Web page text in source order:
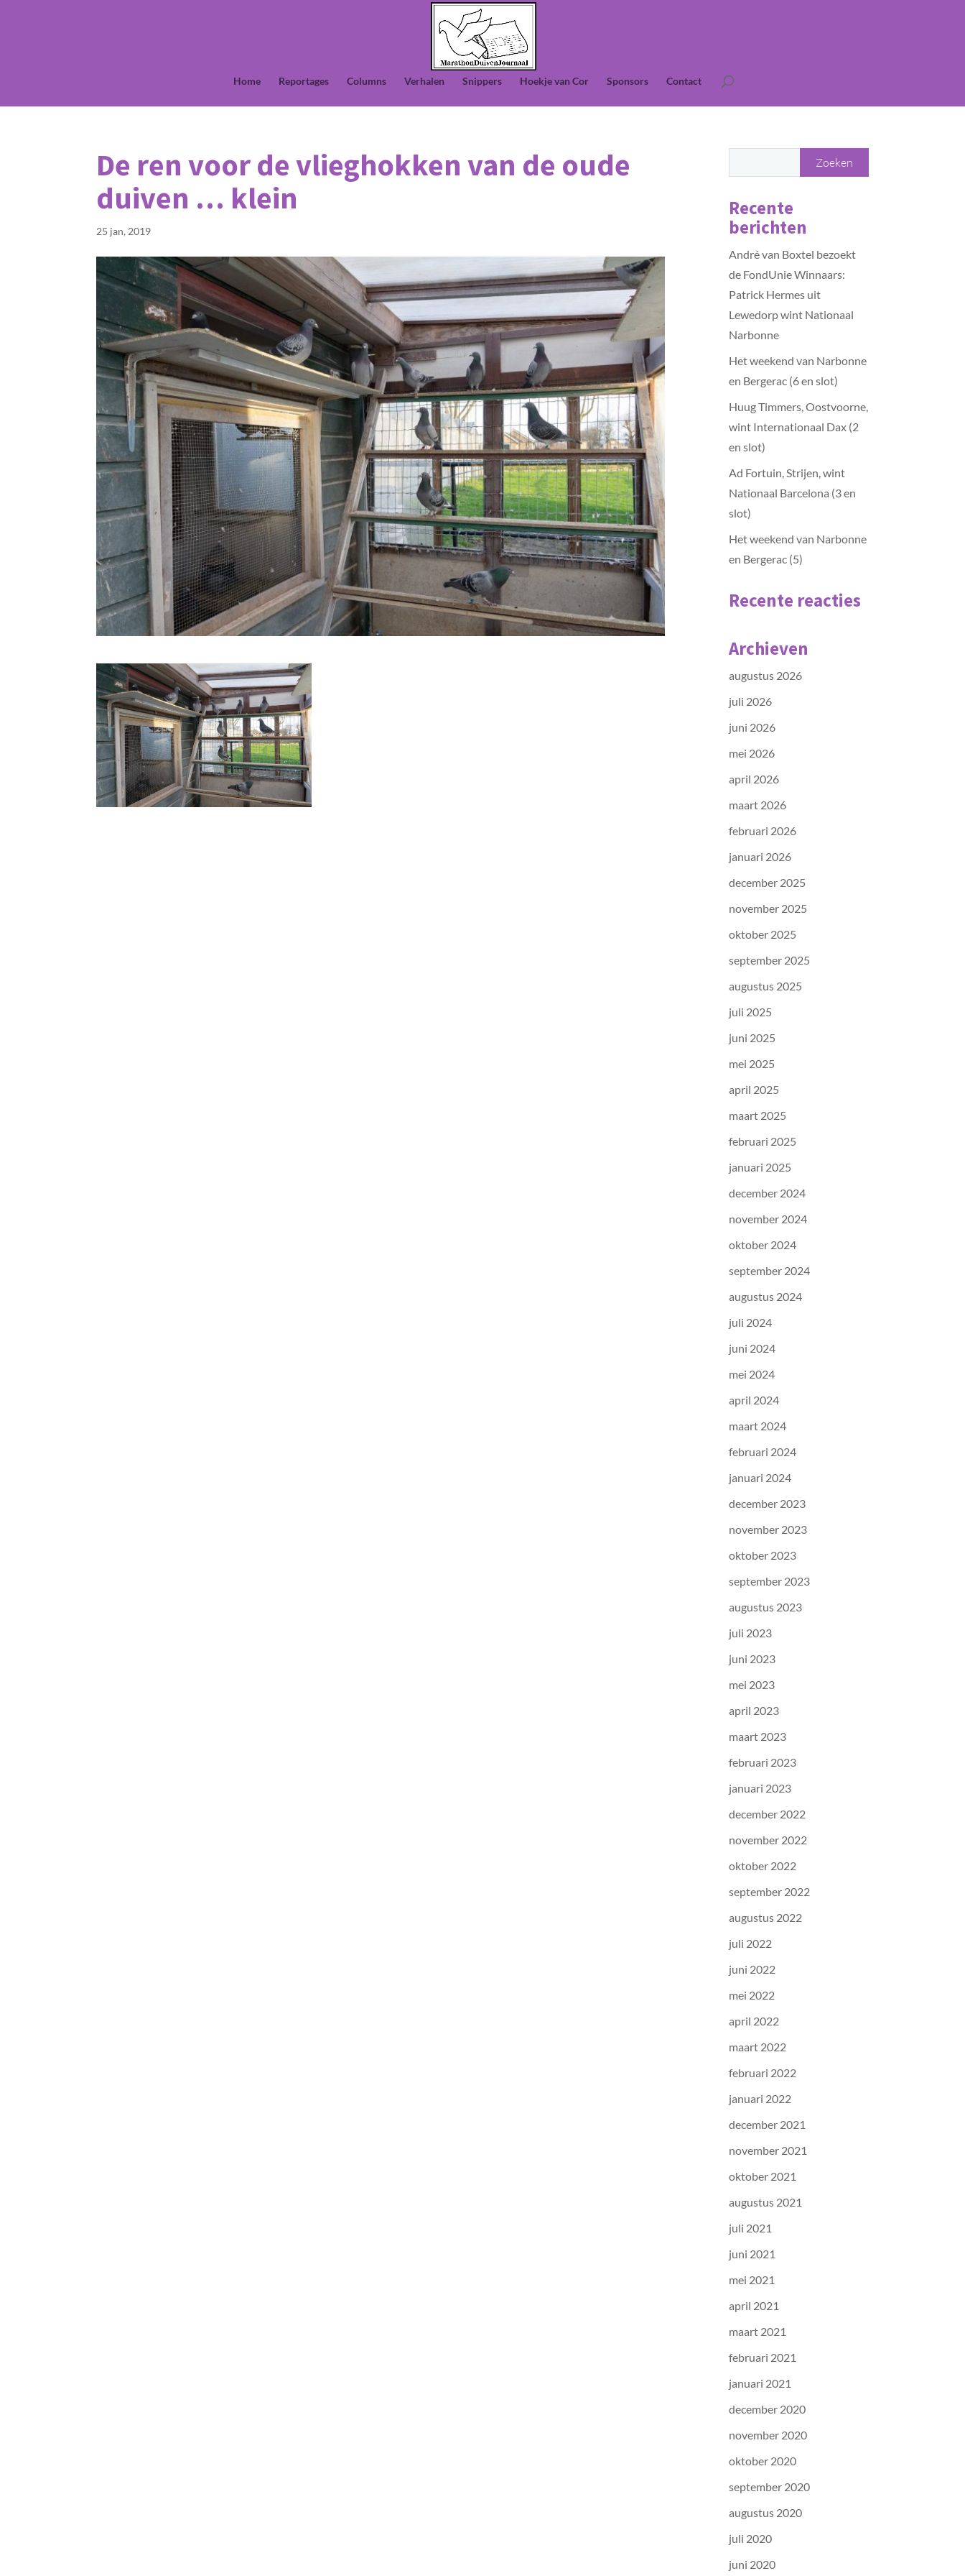
Home Reportages Columns Verhalen Snippers Hoekje van Cor Sponsors Contact
De ren voor de vlieghokken van de oude
duiven … klein
25 jan, 2019
Recente
berichten
André van Boxtel bezoekt
de FondUnie Winnaars:
Patrick Hermes uit
Lewedorp wint Nationaal
Narbonne
Het weekend van Narbonne
en Bergerac (6 en slot)
Huug Timmers, Oostvoorne,
wint Internationaal Dax (2
en slot)
Ad Fortuin, Strijen, wint
Nationaal Barcelona (3 en
slot)
Het weekend van Narbonne
en Bergerac (5)
Recente reacties
Archieven
augustus 2026
juli 2026
juni 2026
mei 2026
april 2026
maart 2026
februari 2026
januari 2026
december 2025
november 2025
oktober 2025
september 2025
augustus 2025
juli 2025
juni 2025
mei 2025
april 2025
maart 2025
februari 2025
januari 2025
december 2024
november 2024
oktober 2024
september 2024
augustus 2024
juli 2024
juni 2024
mei 2024
april 2024
maart 2024
februari 2024
januari 2024
december 2023
november 2023
oktober 2023
september 2023
augustus 2023
juli 2023
juni 2023
mei 2023
april 2023
maart 2023
februari 2023
januari 2023
december 2022
november 2022
oktober 2022
september 2022
augustus 2022
juli 2022
juni 2022
mei 2022
april 2022
maart 2022
februari 2022
januari 2022
december 2021
november 2021
oktober 2021
augustus 2021
juli 2021
juni 2021
mei 2021
april 2021
maart 2021
februari 2021
januari 2021
december 2020
november 2020
oktober 2020
september 2020
augustus 2020
juli 2020
juni 2020